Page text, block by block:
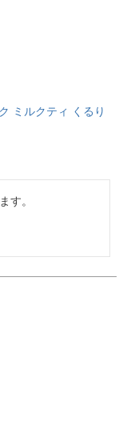
ミルクティ くるり
す。